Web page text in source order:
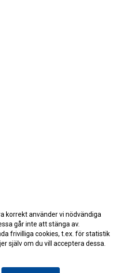
korrekt använder vi nödvändiga
går inte att stänga av.
frivilliga cookies, t.ex. för statistik
själv om du vill acceptera dessa.